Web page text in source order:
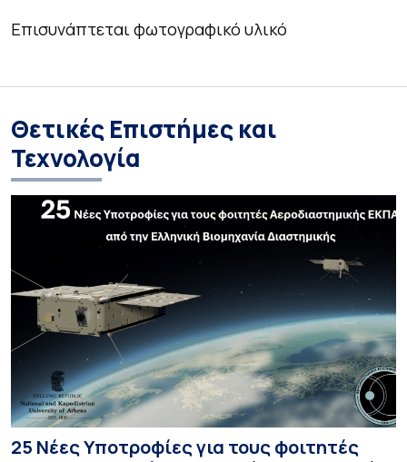
Επισυνάπτεται φωτογραφικό υλικό
Θετικές Επιστήμες και
Τεχνολογία
25 Νέες Υποτροφίες για τους φοιτητές